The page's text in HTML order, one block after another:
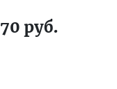
руб.